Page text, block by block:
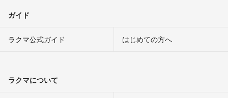
ガイド
ラクマ公式ガイド はじめての方へ
ラクマについて